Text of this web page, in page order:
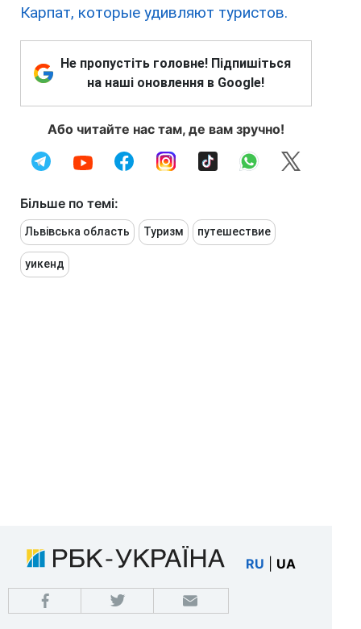
Карпат, которые удивляют туристов.
Не пропустіть головне! Підпишіться
на наші оновлення в Google!
Або читайте нас там, де вам зручно!
Більше по темі:
Львівська область Туризм путешествие
уикенд
RU UA